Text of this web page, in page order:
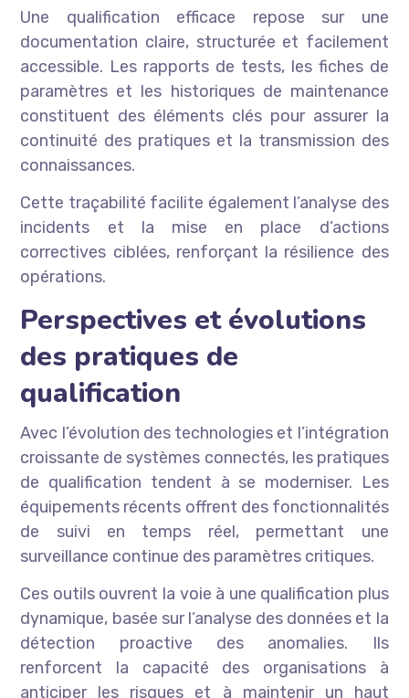
Une qualification efficace repose sur une
documentation claire, structurée et facilement
accessible. Les rapports de tests, les fiches de
paramètres et les historiques de maintenance
constituent des éléments clés pour assurer la
continuité des pratiques et la transmission des
connaissances.
Cette traçabilité facilite également l’analyse des
incidents et la mise en place d’actions
correctives ciblées, renforçant la résilience des
opérations.
Perspectives et évolutions
des pratiques de
qualification
Avec l’évolution des technologies et l’intégration
croissante de systèmes connectés, les pratiques
de qualification tendent à se moderniser. Les
équipements récents offrent des fonctionnalités
de suivi en temps réel, permettant une
surveillance continue des paramètres critiques.
Ces outils ouvrent la voie à une qualification plus
dynamique, basée sur l’analyse des données et la
détection proactive des anomalies. Ils
renforcent la capacité des organisations à
anticiper les risques et à maintenir un haut